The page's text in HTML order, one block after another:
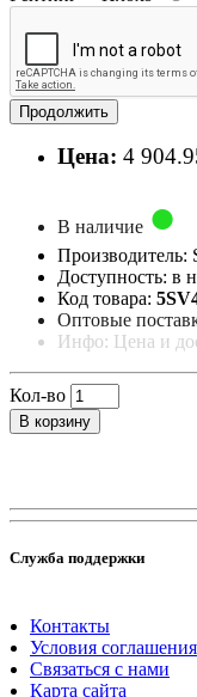
Продолжить
Цена: 4
В наличие
Производитель:
Доступность: в
Код товара:
Оптовые
Инфо: Цена и
Кол-во
В корзину
Служба поддержки
Контакты
Условия соглашения
Связаться с нами
Карта сайта